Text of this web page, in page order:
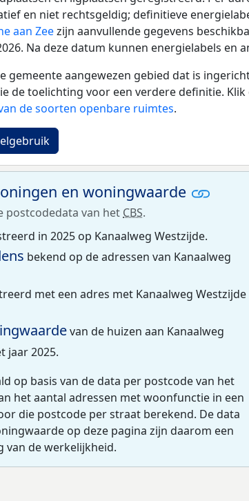
en niet rechtsgeldig; definitieve
aan Zeezijn aanvullende gegevens
Na deze datum kunnen energielabels
gemeente aangewezen gebied dat is
de toelichting voor een verdere definitie.
de soorten openbare ruimtes.
en woningwaarde
postcodedata van het CBS.
in 2025 op Kanaalweg Westzijde.
bekend op de adressen van Kanaalweg
met een adres met Kanaalweg Westzijde
van de huizen aan Kanaalweg
jaar 2025.
op basis van de data per postcode van het
het aantal adressen met woonfunctie in een
die postcode per straat berekend. De data
op deze pagina zijn daarom een
de werkelijkheid.